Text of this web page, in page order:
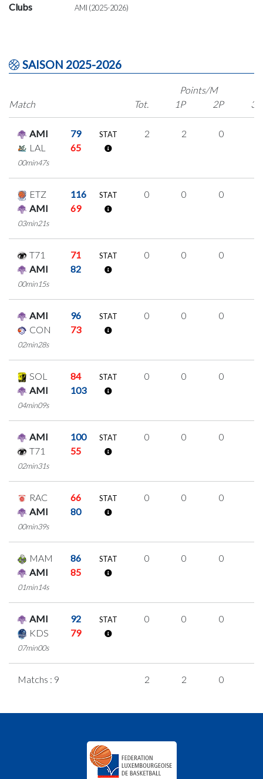
Clubs AMI (2025-2026)
SAISON 2025-2026
Match
Points/M
Tot.
1P 2P 3P
AMI
79
LAL
65
00min47s
STAT 2 2 0
ETZ
116
AMI
69
03min21s
STAT 0 0 0
T71
71
AMI
82
00min15s
STAT 0 0 0
AMI
96
CON
73
02min28s
STAT 0 0 0
SOL
84
AMI
103
04min09s
STAT 0 0 0
AMI
100
T71
55
02min31s
STAT 0 0 0
RAC
66
AMI
80
00min39s
STAT 0 0 0
MAM
86
AMI
85
01min14s
STAT 0 0 0
AMI
92
KDS
79
07min00s
STAT 0 0 0
Matchs : 9 2 2 0